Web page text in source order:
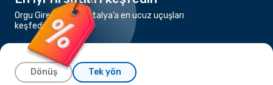
Orgu Giresun’dan antalya’a en ucuz uçuşları
keşfedin
Dönüş Tek yön